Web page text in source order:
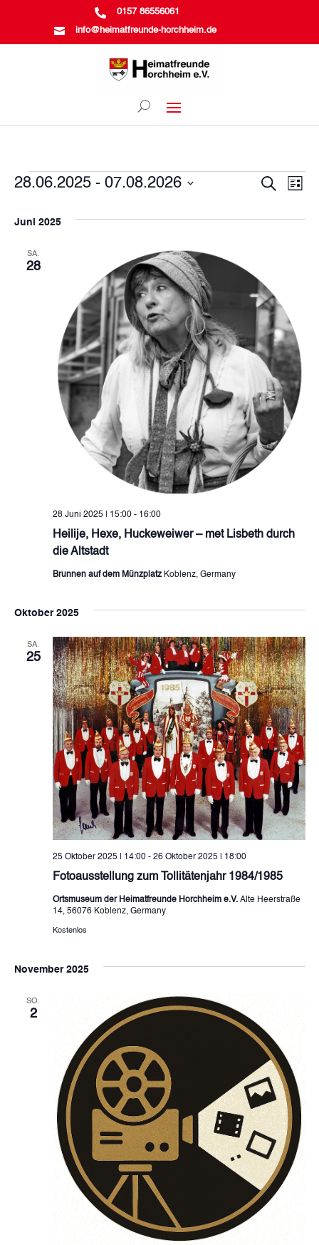
 0157 86556061
 info@heimatfreunde-horchheim.de
VeranstaltungenSuche
Liste
28.06.2025 - 07.08.2026
wählen.
Juni 2025
SA.
28
Heilije, Hexe, Huckeweiwer – met Lisbeth durch
die Altstadt
28 Juni 2025 | 15:00- 16:00
Brunnen auf dem Münzplatz Koblenz, Germany
Oktober 2025
SA.
25
Fotoausstellung zum Tollitätenjahr 1984/1985
25 Oktober 2025 | 14:00- 26 Oktober 2025 | 18:00
Ortsmuseum der Heimatfreunde Horchheim e.V. Alte Heerstraße
14, 56076 Koblenz, Germany
Kostenlos
November 2025
SO.
2